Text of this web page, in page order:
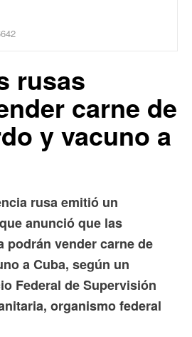
rusas
carne de
y vacuno a
rusa emitió un
anunció que las
podrán vender carne de
a Cuba, según un
Federal de Supervisión
organismo federal